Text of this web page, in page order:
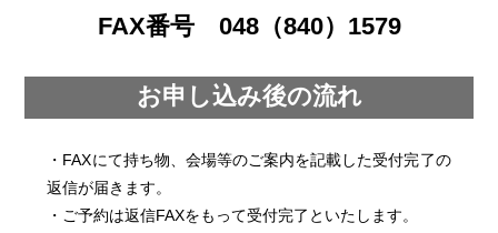
FAX番号 048（840）1579
お申し込み後の流れ
・FAXにて持ち物、会場等のご案内を記載した受付完了の
返信が届きます。
・ご予約は返信FAXをもって受付完了といたします。